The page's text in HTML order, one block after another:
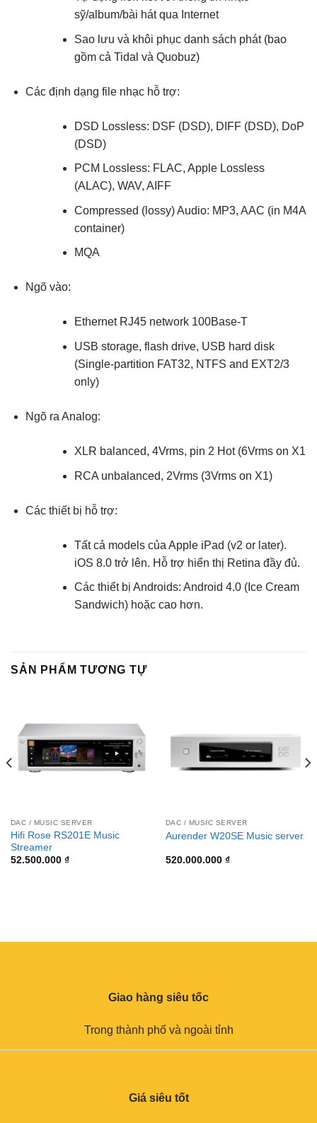
sỹ/album/bài hát qua Internet
Sao lưu và khôi phục danh sách phát (bao
gồm cả Tidal và Quobuz)
Các định dạng file nhạc hỗ trợ:
DSD Lossless: DSF (DSD), DIFF (DSD), DoP
(DSD)
PCM Lossless: FLAC, Apple Lossless
(ALAC), WAV, AIFF
Compressed (lossy) Audio: MP3, AAC (in M4A
container)
MQA
Ngõ vào:
Ethernet RJ45 network 100Base-T
USB storage, flash drive, USB hard disk
(Single-partition FAT32, NTFS and EXT2/3
only)
Ngõ ra Analog:
XLR balanced, 4Vrms, pin 2 Hot (6Vrms on X1
RCA unbalanced, 2Vrms (3Vrms on X1)
Các thiết bị hỗ trợ:
Tất cả models của Apple iPad (v2 or later).
iOS 8.0 trở lên. Hỗ trợ hiển thị Retina đầy đủ.
Các thiết bị Androids: Android 4.0 (Ice Cream
Sandwich) hoặc cao hơn.
SẢN PHẨM TƯƠNG TỰ
DAC / MUSIC SERVER
Hifi Rose RS201E Music
Streamer
52.500.000 ₫
DAC / MUSIC SERVER
Aurender W20SE Music server
520.000.000 ₫
Giao hàng siêu tốc
Trong thành phố và ngoài tỉnh
Giá siêu tốt